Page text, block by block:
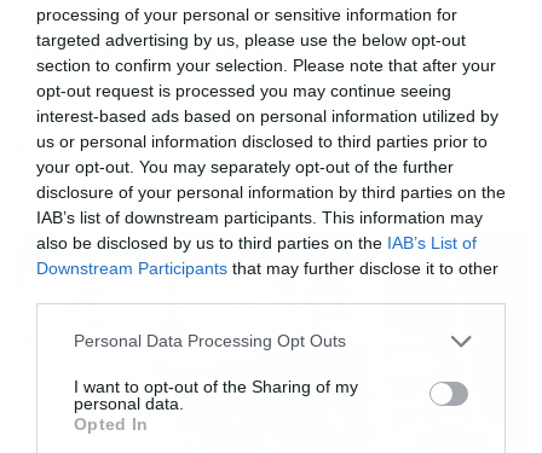
processing of your personal or sensitive information for
targeted advertising by us, please use the below opt-out
section to confirm your selection. Please note that after your
opt-out request is processed you may continue seeing
interest-based ads based on personal information utilized by
us or personal information disclosed to third parties prior to
your opt-out. You may separately opt-out of the further
disclosure of your personal information by third parties on the
IAB’s list of downstream participants. This information may
also be disclosed by us to third parties on the IAB’s List of
Downstream Participants that may further disclose it to other
Personal Data Processing Opt Outs
I want to opt-out of the Sharing of my
personal data.
Opted In
Τέλος επιτηδεύματος: Πότε και σε ποιους
μειώνεται ή μηδενίζεται
Τι προβλέπει η ΚΥΑ για το τέλος επιτηδεύματος στους
κλάδους του πολιτισμού και της χειροτεχνίας. Πότε
μηδενίζεται, πότε επιδοτείται και πότε μειώνεται
NEWSROOM